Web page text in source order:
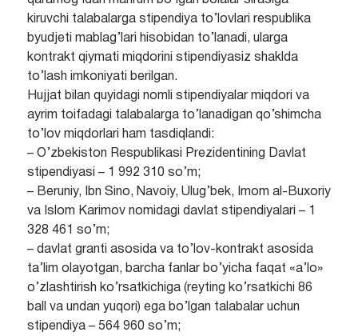
kiruvchi talabalarga stipendiya to’lovlari respublika
byudjeti mablag’lari hisobidan to’lanadi, ularga
kontrakt qiymati miqdorini stipendiyasiz shaklda
to’lash imkoniyati berilgan.
Hujjat bilan quyidagi nomli stipendiyalar miqdori va
ayrim toifadagi talabalarga to’lanadigan qo’shimcha
to’lov miqdorlari ham tasdiqlandi:
– O’zbekiston Respublikasi Prezidentining Davlat
stipendiyasi – 1 992 310 so’m;
– Beruniy, Ibn Sino, Navoiy, Ulug’bek, Imom al-Buxoriy
va Islom Karimov nomidagi davlat stipendiyalari – 1
328 461 so’m;
– davlat granti asosida va to’lov-kontrakt asosida
ta’lim olayotgan, barcha fanlar bo’yicha faqat «a’lo»
o’zlashtirish ko’rsatkichiga (reyting ko’rsatkichi 86
ball va undan yuqori) ega bo’lgan talabalar uchun
stipendiya – 564 960 so’m;